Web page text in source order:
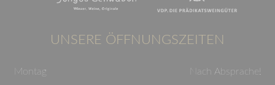
UNSERE ÖFFNUNGSZEITEN
Montag
Nach Absprache!